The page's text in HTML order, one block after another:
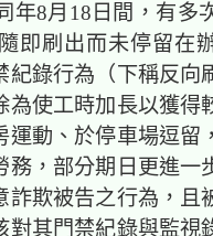
年8月18日間，有多
即刷出而未停留在
紀錄行為（下稱反向
為使工時加長以獲得
運動、於停車場逗留
務，部分期日更進一
詐欺被告之行為，且
對其門禁紀錄與監視